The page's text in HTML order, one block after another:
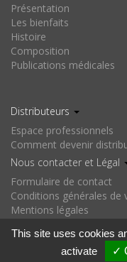
Présentation
Les bienfaits
Histoire
Composition
Publications médicales
Distributeurs
Espace professionnels
Comment devenir
Nous contacter et Légal
Formulaire de contact
Conditions générales de
Mentions légales
This site uses cookies
activate
✓